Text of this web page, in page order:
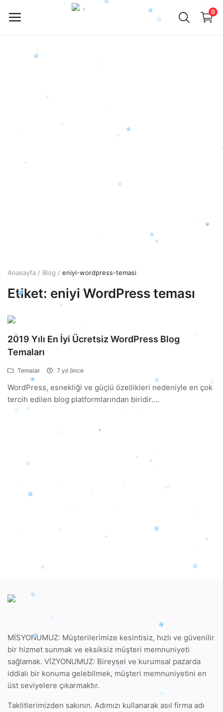
0
ürün
Türkçe TRY (₺)
Anasayfa Blog eniyi-wordpress-temasi
Etiket: eniyi WordPress teması
2019 Yılı En İyi Ücretsiz WordPress Blog
Temaları
Temalar 7 yıl önce
WordPress, esnekliği ve güçlü özellikleri nedeniyle en çok
tercih edilen blog platformlarından biridir....
MİSYONUMUZ: Müşterilerimize kesintisiz, hızlı ve güvenilir
bir hizmet sunmak ve eksiksiz müşteri memnuniyeti
sağlamak. VİZYONUMUZ: Bireysel ve kurumsal pazarda
iddialı bir konuma gelebilmek, müşteri memnuniyetini en
üst seviyelere çıkarmaktır.
Taklitlerimizden sakının. Adımızı kullanarak asıl firma adı